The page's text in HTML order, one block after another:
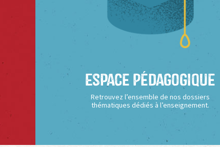
Espace Pédagogique
Retrouvez l’ensemble de nos dossiers
thématiques dédiés à l’enseignement.